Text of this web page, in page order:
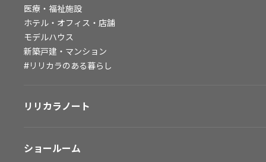
不動産投資開発事業
会社情報
採用情報
医療・福祉施設
ホテル・オフィス・店舗
モデルハウス
新築戸建・マンション
#リリカラのある暮らし
リリカラノート
ショールーム